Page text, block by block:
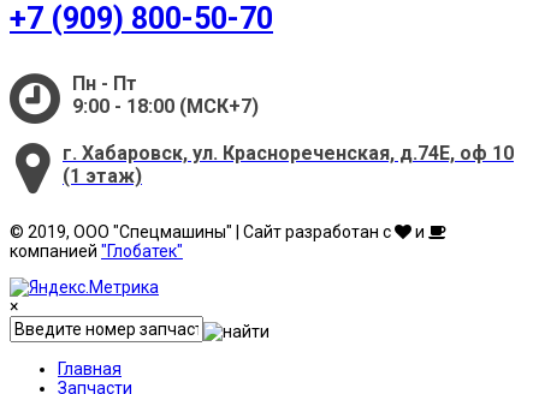
+7 (909) 800-50-70
Пн - Пт
9:00 - 18:00 (МСК+7)
г. Хабаровск, ул. Краснореченская, д.74Е, оф 10
(1 этаж)
© 2019, ООО "Спецмашины" | Сайт разработан с
и
компанией "Глобатек"
×
Главная
Запчасти